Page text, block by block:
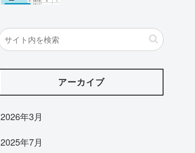
アーカイブ
2026年3月
2025年7月